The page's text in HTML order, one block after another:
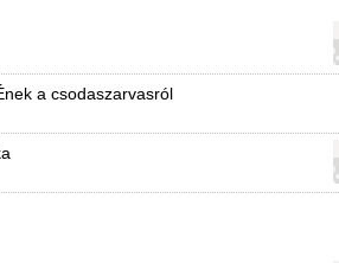
a csodaszarvasról